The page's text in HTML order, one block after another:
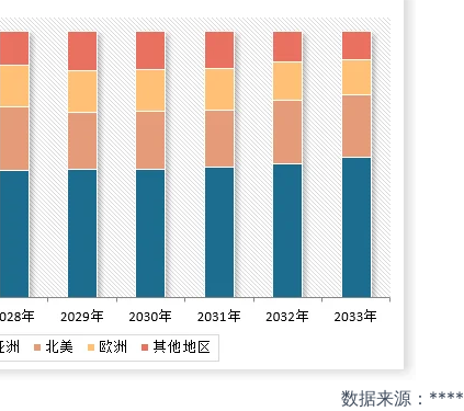
数据来源：****